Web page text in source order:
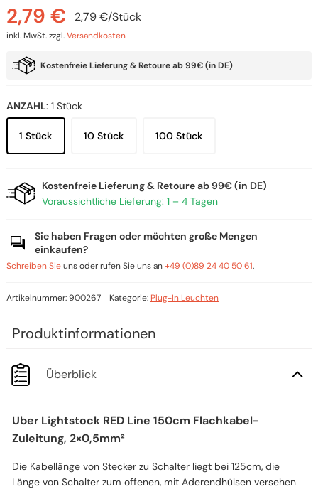
2,79 € 2,79€/Stück
inkl. MwSt.zzgl.Versandkosten
Kostenfreie Lieferung & Retoure ab 99€ (in DE)
ANZAHL: 1 Stück
1 Stück 10 Stück 100 Stück
Kostenfreie Lieferung & Retoure ab 99€ (in DE)
Voraussichtliche Lieferung: 1 – 4 Tagen
Sie haben Fragen oder möchten große Mengen
einkaufen?
Schreiben Sieuns oder rufen Sie uns an+49 (0)89 24 40 50 61.
Artikelnummer:900267 Kategorie: Plug-In Leuchten
Überblick
Uber Lightstock RED Line 150cm Flachkabel-
Zuleitung, 2×0,5mm²
Die Kabellänge von Stecker zu Schalter liegt bei 125cm, die
Länge von Schalter zum offenen, mit Aderendhülsen versehen